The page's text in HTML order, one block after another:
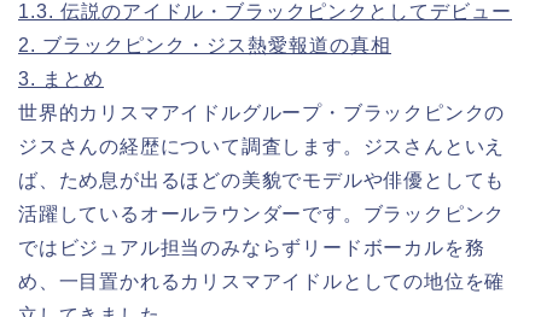
1.3. 伝説のアイドル・ブラックピンクとしてデビュー
2. ブラックピンク・ジス熱愛報道の真相
3. まとめ
世界的カリスマアイドルグループ・ブラックピンクの
ジスさんの経歴について調査します。ジスさんといえ
ば、ため息が出るほどの美貌でモデルや俳優としても
活躍しているオールラウンダーです。ブラックピンク
ではビジュアル担当のみならずリードボーカルを務
め、一目置かれるカリスマアイドルとしての地位を確